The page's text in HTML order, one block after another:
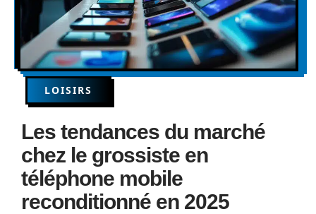
LOISIRS
Les tendances du marché
chez le grossiste en
téléphone mobile
reconditionné en 2025